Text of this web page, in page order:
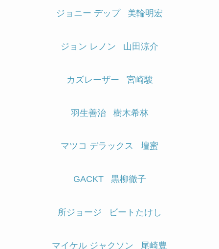
ジョニー デップ 美輪明宏
ジョン レノン 山田涼介
カズレーザー 宮崎駿
羽生善治 樹木希林
マツコ デラックス 壇蜜
GACKT 黒柳徹子
所ジョージ ビートたけし
マイケル ジャクソン 尾崎豊